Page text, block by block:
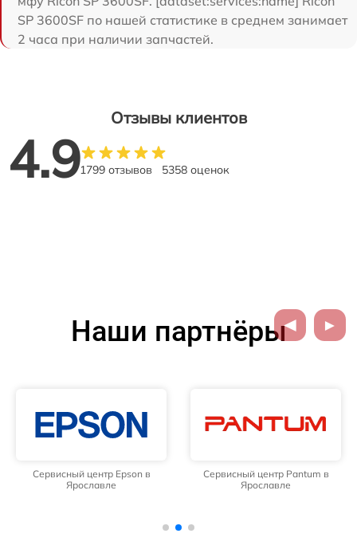
SP 3600SF по нашей статистике в среднем занимает
2 часа при наличии запчастей.
Отзывы клиентов
4.91799 отзывов 5358 оценок
Наши партнёры
Сервисный центр Epson в
Ярославле
Сервисный центр Pantum в
Ярославле